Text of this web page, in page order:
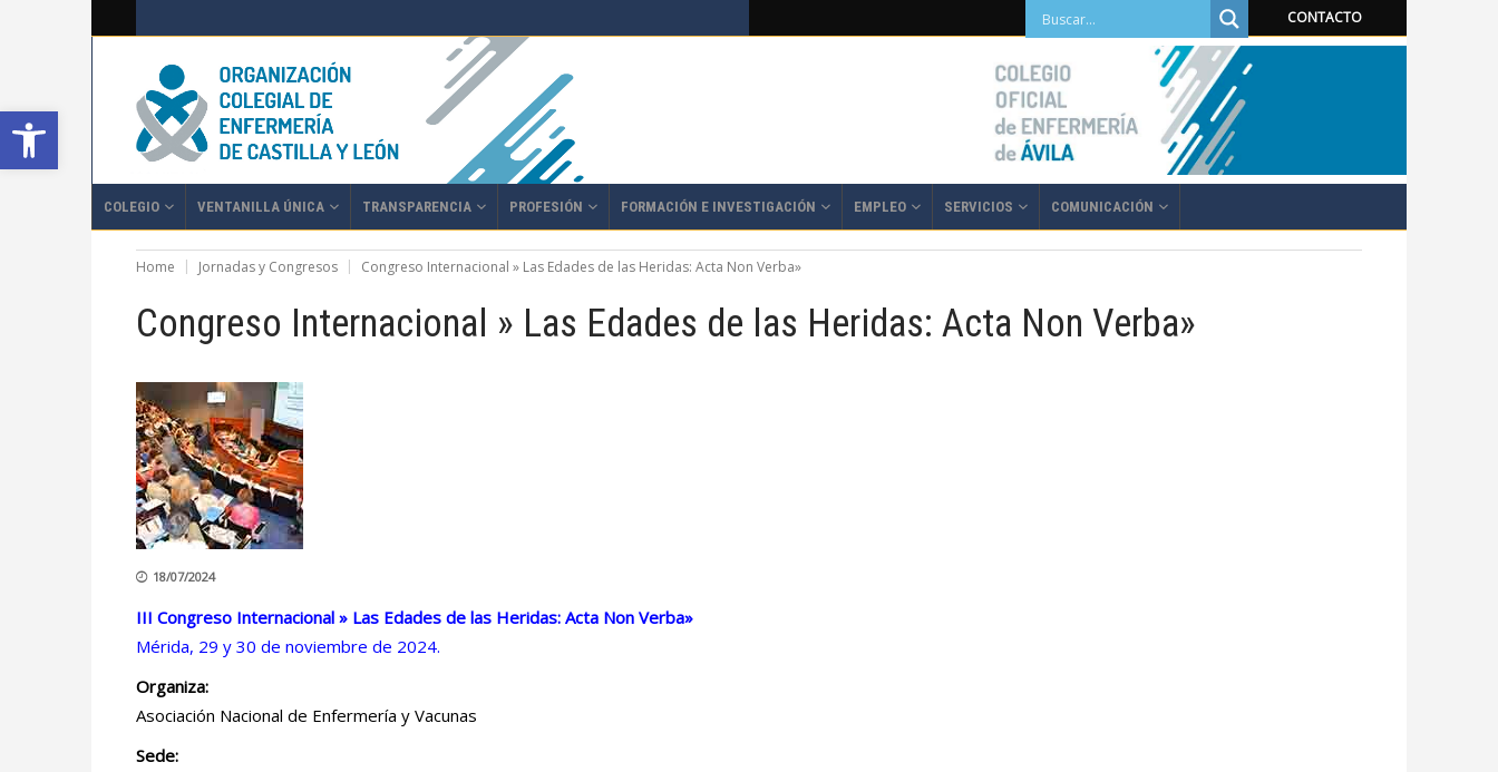
Abrir barra de herramientas
CONTACTO
COLEGIO VENTANILLA ÚNICA TRANSPARENCIA PROFESIÓN FORMACIÓN E INVESTIGACIÓN EMPLEO SERVICIOS COMUNICACIÓN
Home Jornadas y Congresos Congreso Internacional » Las Edades de las Heridas: Acta Non Verba»
Congreso Internacional » Las Edades de las Heridas: Acta Non Verba»
18/07/2024
III Congreso Internacional » Las Edades de las Heridas: Acta Non Verba»
Mérida, 29 y 30 de noviembre de 2024.
Organiza:
Asociación Nacional de Enfermería y Vacunas
Sede: